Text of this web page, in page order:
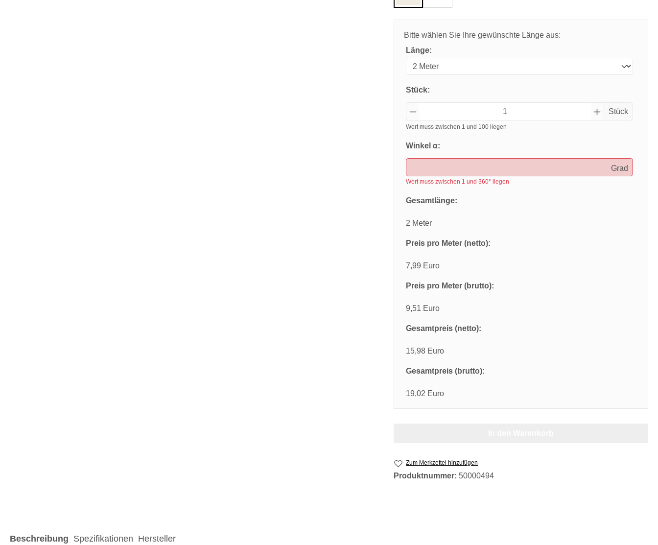
Bitte wählen Sie Ihre gewünschte Länge aus:
Länge:
Stück:
Stück
Wert muss zwischen 1 und 100 liegen
Winkel α:
Grad
Wert muss zwischen 1 und 360° liegen
Gesamtlänge:
2 Meter
Preis pro Meter (netto):
7,99 Euro
Preis pro Meter (brutto):
9,51 Euro
Gesamtpreis (netto):
15,98 Euro
Gesamtpreis (brutto):
19,02 Euro
Zum Merkzettel hinzufügen
Produktnummer: 50000494
Beschreibung Spezifikationen Hersteller